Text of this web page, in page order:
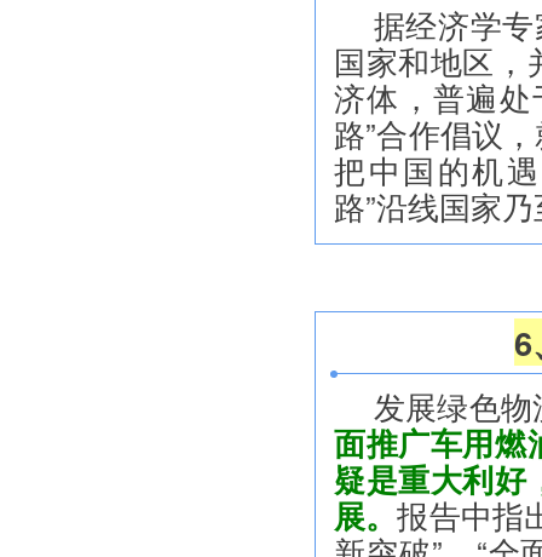
据经济学
国家和地区，
济体，普遍
路”合作倡议
把中国的机
路”沿线国家
6
发展绿色
面推广车用燃
疑是重大利好
展。报告中指